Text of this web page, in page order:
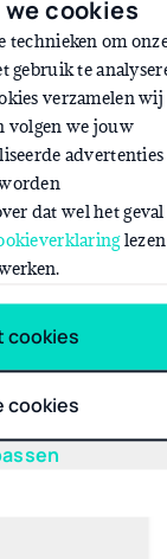
cookies
technieken om
gebruik te
verzamelen wij
volgen we jouw
advertenties
dat wel het geval
lezen
cookies
cookies